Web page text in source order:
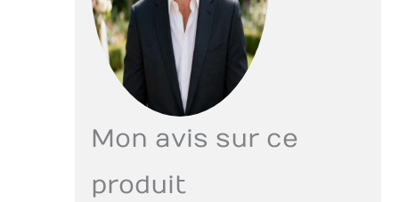
significatifs, les
vœux et les
souvenirs des cartes
pour des années de
plaisir et de
réflexion. Service
traitons l'ensemble
Mon avis sur ce
produit